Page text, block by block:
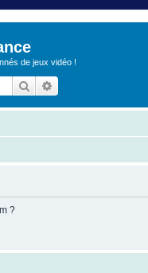
de jeux vidéo !
Rechercher
?